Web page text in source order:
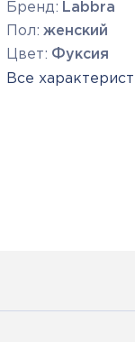
Бренд: Labbra
Пол: женский
Цвет: Фуксия
Все